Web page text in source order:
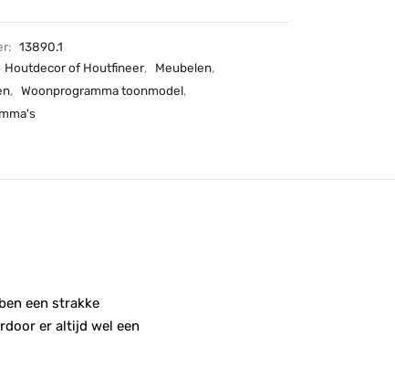
13890.1
Houtdecor of Houtfineer, Meubelen,
, Woonprogramma toonmodel,
een strakke
er altijd wel een